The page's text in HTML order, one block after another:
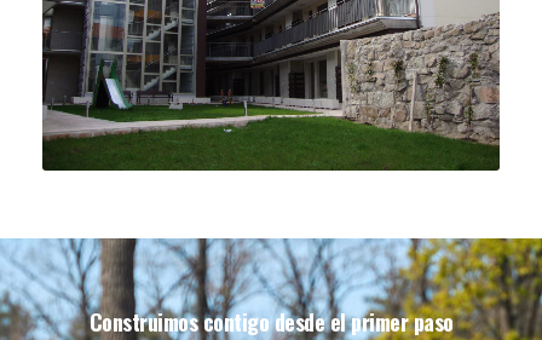
Construimos contigo desde el primer paso